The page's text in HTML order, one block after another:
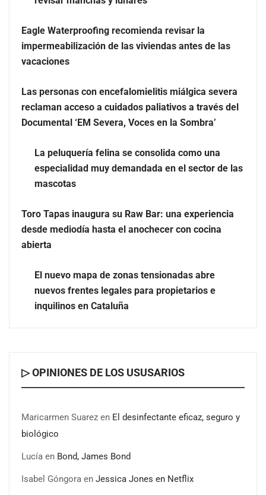
distintivas que demandan las empresas
Más allá de la crema solar: la importancia de revisar
manchas y lunares
impermeabilización de las viviendas antes de las
vacaciones
Eagle Waterproofing recomienda revisar la
impermeabilización de las viviendas antes de las
vacaciones
Las personas con encefalomielitis miálgica severa
reclaman acceso a cuidados paliativos a través del
Documental ‘EM Severa, Voces en la Sombra’
La peluquería felina se consolida como una
especialidad muy demandada en el sector de las
mascotas
Toro Tapas inaugura su Raw Bar: una experiencia
desde mediodía hasta el anochecer con cocina
abierta
El nuevo mapa de zonas tensionadas abre
nuevos frentes legales para propietarios e
inquilinos en Cataluña
▷ OPINIONES DE LOS USUSARIOS
Maricarmen Suarez en El desinfectante eficaz, seguro y
biológico
Lucía en Bond, James Bond
Isabel Góngora en Jessica Jones en Netflix